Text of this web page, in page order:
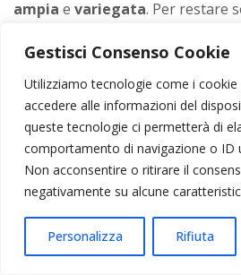
Gestisci Consenso Cookie
Utilizziamo tecnologie come i
accedere alle informazioni del
queste tecnologie ci permetterà di
comportamento di navigazione o ID
Non acconsentire o ritirare il
negativamente su alcune
Personalizza Rifiuta
ampia e variegata. Per restare
visitare il nostro sito, contattarci
trovarci in sede.